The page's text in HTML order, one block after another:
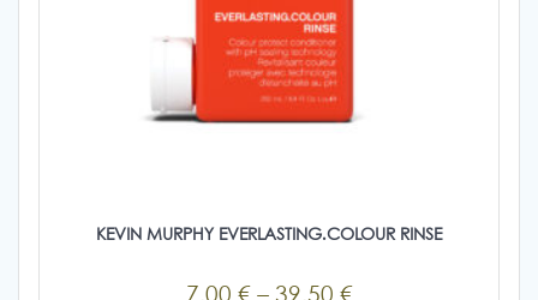
KEVIN MURPHY EVERLASTING.COLOUR RINSE